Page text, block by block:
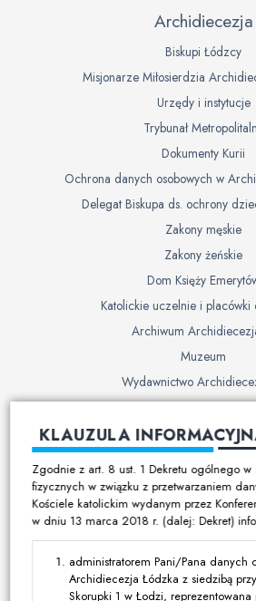
Archidiecezja
Biskupi Łódzcy
Misjonarze Miłosierdzia
Urzędy i instytucje
Trybunał
Dokumenty Kurii
Ochrona danych osobowych w
Delegat Biskupa ds. ochrony
Zakony męskie
Zakony żeńskie
Dom Księży
Katolickie uczelnie i placówki
Archiwum
Muzeum
Wydawnictwo
Cmentarze
Program
Kalendarz pracy
Duszpasterstwo
Ruchy i
KLAUZULA
Zgodnie z art. 8 ust. 1 Dekretu ogólnego w
fizycznych w związku z przetwarzaniem
Kościele katolickim wydanym przez
w dniu 13 marca 2018 r. (dalej: Dekret)
administratorem Pani/Pana danych
Archidiecezja Łódzka z siedzibą
Skorupki 1 w Łodzi,